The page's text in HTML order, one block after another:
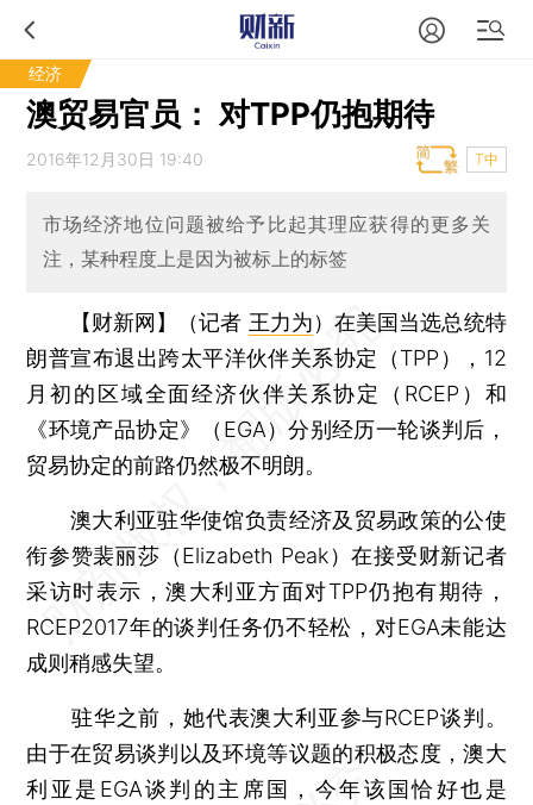
经济
澳贸易官员： 对TPP仍抱期待
2016年12月30日 19:40 T中
市场经济地位问题被给予比起其理应获得的更多关
注，某种程度上是因为被标上的标签
【财新网】（记者 王力为） 在美国当选总统特
朗普宣布退出跨太平洋伙伴关系协定（TPP），12
月初的区域全面经济伙伴关系协定（RCEP）和
《环境产品协定》（EGA）分别经历一轮谈判后，
贸易协定的前路仍然极不明朗。
澳大利亚驻华使馆负责经济及贸易政策的公使
衔参赞裴丽莎（Elizabeth Peak）在接受财新记者
采访时表示，澳大利亚方面对TPP仍抱有期待，
RCEP2017年的谈判任务仍不轻松，对EGA未能达
成则稍感失望。
驻华之前，她代表澳大利亚参与RCEP谈判。
由于在贸易谈判以及环境等议题的积极态度，澳大
利亚是EGA谈判的主席国，今年该国恰好也是